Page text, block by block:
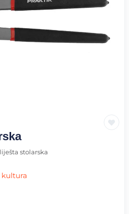
stolarska
kultura